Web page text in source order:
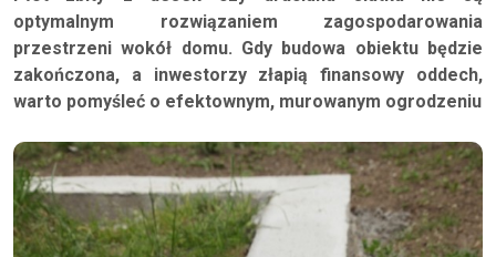
optymalnym rozwiązaniem zagospodarowania
przestrzeni wokół domu. Gdy budowa obiektu będzie
zakończona, a inwestorzy złapią finansowy oddech,
warto pomyśleć o efektownym, murowanym ogrodzeniu